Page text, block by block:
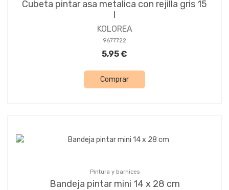
Cubeta pintar asa metalica con rejilla gris 15
l
KOLOREA
9677722
5,95 €
Comprar
Pintura y barnices
Bandeja pintar mini 14 x 28 cm